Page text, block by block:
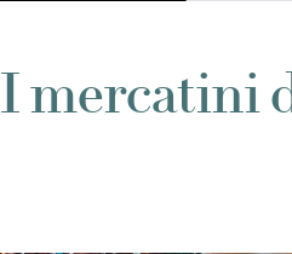
I mercatini